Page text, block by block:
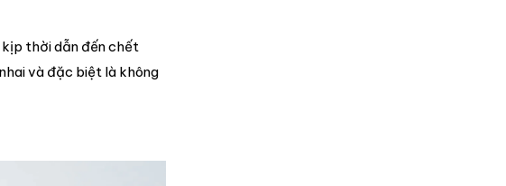
kịp thời dẫn đến chết
và đặc biệt là không